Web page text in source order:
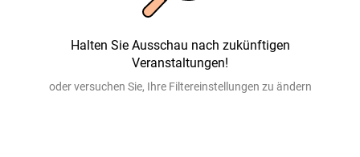
Halten Sie Ausschau nach zukünftigen
Veranstaltungen!
oder versuchen Sie, Ihre Filtereinstellungen zu ändern